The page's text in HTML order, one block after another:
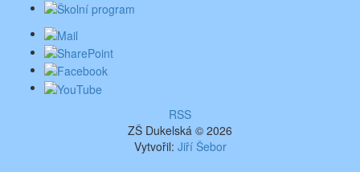
RSS
ZŠ Dukelská © 2026
Vytvořil: Jiří Šebor